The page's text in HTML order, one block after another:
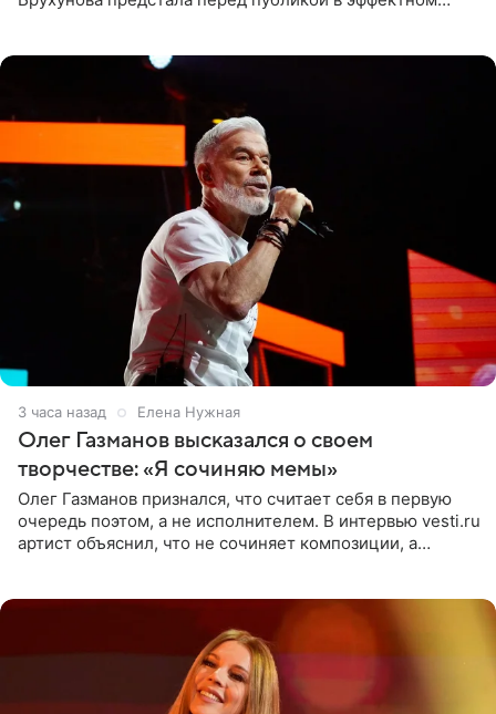
3 часа назад Елена Нужная
Олег Газманов высказался о своем
творчестве: «Я сочиняю мемы»
Олег Газманов признался, что считает себя в первую
очередь поэтом, а не исполнителем. В интервью vesti.ru
артист объяснил, что не сочиняет композиции, а